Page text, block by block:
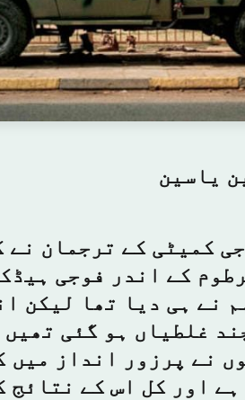
یاسین
کمیٹی کے ترجمان نے
کے اندر فوجی
نے ہی دیا تھا لیکن
غلطیاں ہو گئی تھیں
نے پرزور انداز میں
اور کل اس کے نتائج